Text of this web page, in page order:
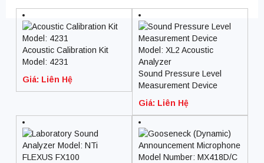
Acoustic Calibration Kit
Model: 4231
Giá: Liên Hệ
Sound Pressure Level
Measurement Device
Analyzer
Giá: Liên Hệ